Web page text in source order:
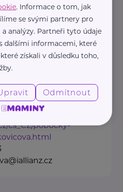
s.
Praha 6 -
Bubeneč
místech
cs_CZ/pobocky-
. Informace o tom, jak
se svými partnery pro
analýzy. Partneři tyto údaje
dalšími informacemi, které
získali v důsledku toho,
Odmítnout